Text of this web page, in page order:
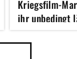
Kriegsfilm-
ihr unbedingt
dranbleiben